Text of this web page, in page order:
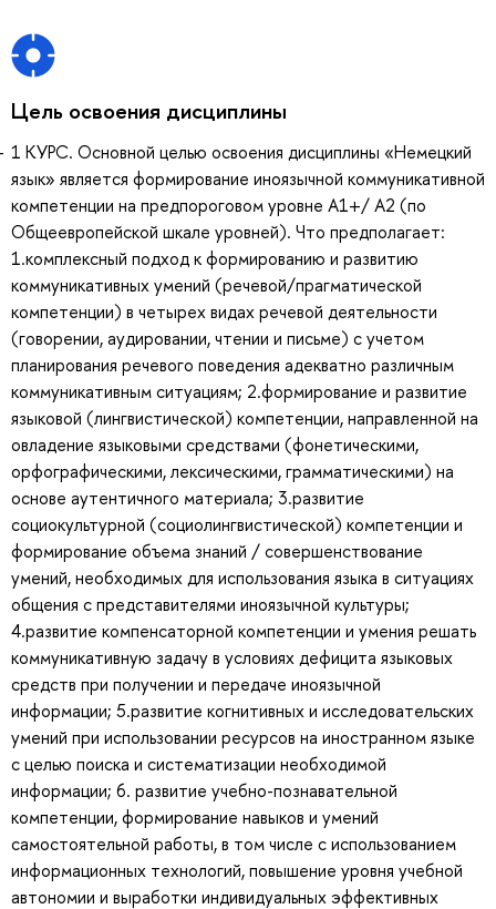
Цель освоения дисциплины
1 КУРС. Основной целью освоения дисциплины «Немецкий
язык» является формирование иноязычной коммуникативной
компетенции на предпороговом уровне A1+/ А2 (по
Общеевропейской шкале уровней). Что предполагает:
1.комплексный подход к формированию и развитию
коммуникативных умений (речевой/прагматической
компетенции) в четырех видах речевой деятельности
(говорении, аудировании, чтении и письме) с учетом
планирования речевого поведения адекватно различным
коммуникативным ситуациям; 2.формирование и развитие
языковой (лингвистической) компетенции, направленной на
овладение языковыми средствами (фонетическими,
орфографическими, лексическими, грамматическими) на
основе аутентичного материала; 3.развитие
социокультурной (социолингвистической) компетенции и
формирование объема знаний / совершенствование
умений, необходимых для использования языка в ситуациях
общения с представителями иноязычной культуры;
4.развитие компенсаторной компетенции и умения решать
коммуникативную задачу в условиях дефицита языковых
средств при получении и передаче иноязычной
информации; 5.развитие когнитивных и исследовательских
умений при использовании ресурсов на иностранном языке
с целью поиска и систематизации необходимой
информации; 6. развитие учебно-познавательной
компетенции, формирование навыков и умений
самостоятельной работы, в том числе с использованием
информационных технологий, повышение уровня учебной
автономии и выработки индивидуальных эффективных